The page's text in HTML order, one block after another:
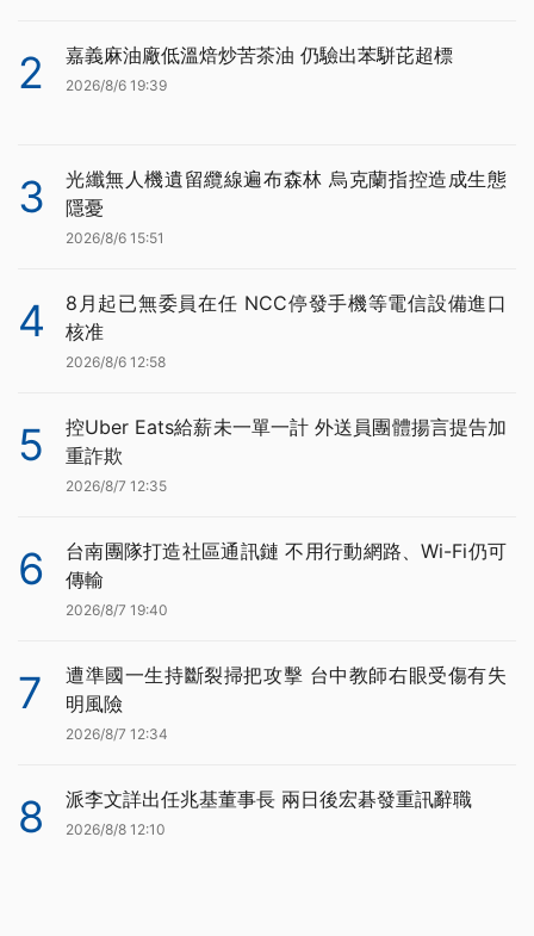
2 嘉義麻油廠低溫焙炒苦茶油 仍驗出苯駢芘超標
2026/8/6 19:39
3
光纖無人機遺留纜線遍布森林 烏克蘭指控造成生態
隱憂
2026/8/6 15:51
4
8月起已無委員在任 NCC停發手機等電信設備進口
核准
2026/8/6 12:58
5
控Uber Eats給薪未一單一計 外送員團體揚言提告加
重詐欺
2026/8/7 12:35
6
台南團隊打造社區通訊鏈 不用行動網路、Wi-Fi仍可
傳輸
2026/8/7 19:40
7
遭準國一生持斷裂掃把攻擊 台中教師右眼受傷有失
明風險
2026/8/7 12:34
8 派李文詳出任兆基董事長 兩日後宏碁發重訊辭職
2026/8/8 12:10